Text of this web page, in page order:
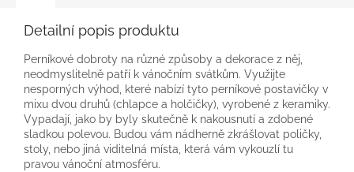
Detailní popis produktu
Perníkové dobroty na různé způsoby a dekorace z něj,
neodmyslitelně patří k vánočním svátkům. Využijte
nesporných výhod, které nabízí tyto perníkové postavičky v
mixu dvou druhů (chlapce a holčičky), vyrobené z keramiky.
Vypadají, jako by byly skutečně k nakousnutí a zdobené
sladkou polevou. Budou vám nádherně zkrášlovat poličky,
stoly, nebo jiná viditelná místa, která vám vykouzlí tu
pravou vánoční atmosféru.